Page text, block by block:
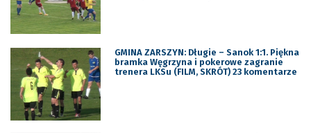
GMINA ZARSZYN: Długie – Sanok 1:1. Piękna
bramka Węgrzyna i pokerowe zagranie
trenera LKSu (FILM, SKRÓT) 23 komentarze